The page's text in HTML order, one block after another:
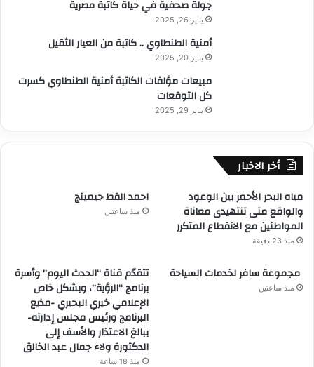
جولة صحفية في حياة كاتبة مصرية
يناير 26, 2025
أمنية الطنطاوي .. كاتبة من العيار الثقيل
يناير 20, 2025
مبيعات مؤلفات الكاتبة أمنية الطنطاوي كسرت
كل التوقعات
يناير 29, 2025
أخر الاخبار
مياه البحر الأحمر بين الوعود
والواقع متى تنتهيدى معاناة
المواطنين مع الانقطاع المتكرر
منذ 23 دقيقة
احمد القط جيمينج
منذ ساعتين
مجموعة سافر لخدمات السياحة
منذ ساعتين
تتقدّم قناة “الحدث اليوم” وأسرة
برنامج “الرؤية”، وبشكل خاص
الإعلامي خيري البحيري -مذيع
البرنامج ورئيس مجلس إدارته-
ببالغ الاعتذار والأسف إلى
الدكتورة ولاء جمال عبد الخالق
منذ 18 ساعة